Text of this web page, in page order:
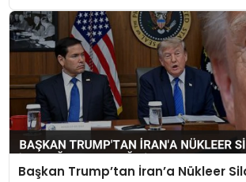
Başkan Trump’tan İran’a Nükleer